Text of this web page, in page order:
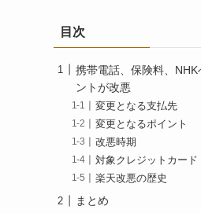
目次
携帯電話、保険料、
ントが改悪
変更となる支払先
変更となるポイント
改悪時期
対象クレジットカード
楽天改悪の歴史
まとめ